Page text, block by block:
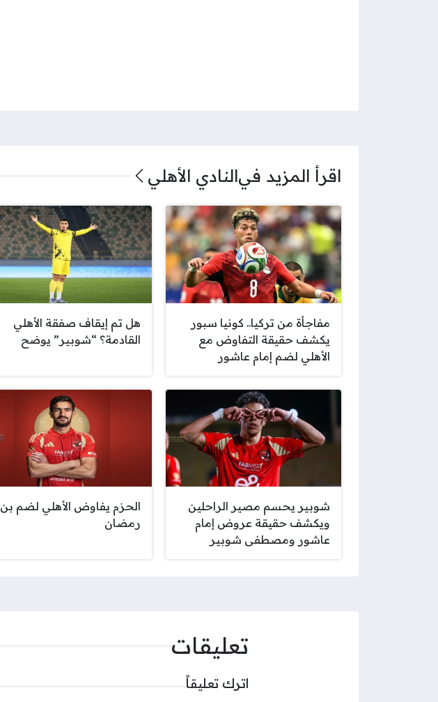
اقرأ المزيد فيالنادي الأهلي
مفاجأة من تركيا.. كونيا سبور
يكشف حقيقة التفاوض مع
الأهلي لضم إمام عاشور
هل تم إيقاف صفقة الأهلي
القادمة؟ “شوبير” يوضح
شوبير يحسم مصير الراحلين
ويكشف حقيقة عروض إمام
عاشور ومصطفى شوبير
الحزم يفاوض الأهلي لضم بن
رمضان
تعليقات
اترك تعليقاً